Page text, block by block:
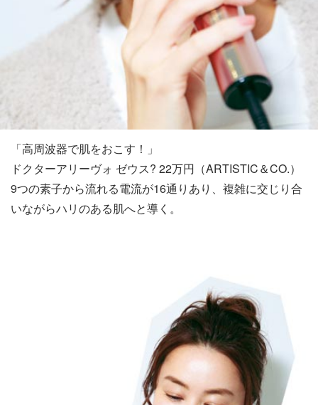
「高周波器で肌をおこす！」
ドクターアリーヴォ ゼウス? 22万円（ARTISTIC＆CO.）
9つの素子から流れる電流が16通りあり、複雑に交じり合
いながらハリのある肌へと導く。